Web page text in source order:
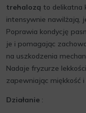
trehalozą to delikatna
intensywnie nawilżają,
Poprawia kondycję
je i pomagając
na uszkodzenia
Nadaje fryzurze
zapewniając miękkość i
Działanie :